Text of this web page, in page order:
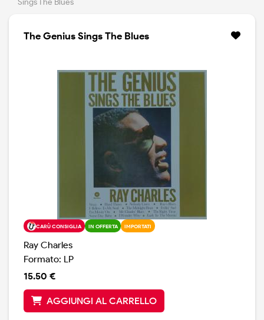
Sings The Blues
The Genius Sings The Blues
CARÙ CONSIGLIA IN OFFERTA IMPORTATI
Ray Charles
Formato: LP
15.50 €
AGGIUNGI AL CARRELLO